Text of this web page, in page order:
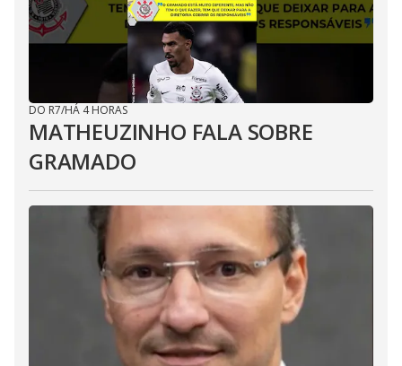
DO R7/HÁ 4 HORAS
MATHEUZINHO FALA SOBRE
GRAMADO